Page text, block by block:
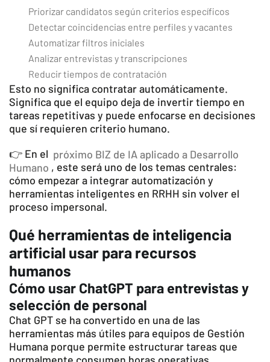
Priorizar candidatos según criterios específicos
Detectar coincidencias entre perfiles y vacantes
Automatizar filtros iniciales
Analizar entrevistas y transcripciones
Reducir tiempos de contratación
Esto no significa contratar automáticamente.
Significa que el equipo deja de invertir tiempo en
tareas repetitivas y puede enfocarse en decisiones
que sí requieren criterio humano.
👉 En el próximo BIZ de IA aplicado a Desarrollo
Humano , este será uno de los temas centrales:
cómo empezar a integrar automatización y
herramientas inteligentes en RRHH sin volver el
proceso impersonal.
Qué herramientas de inteligencia
artificial usar para recursos
humanos
Cómo usar ChatGPT para entrevistas y
selección de personal
Chat GPT se ha convertido en una de las
herramientas más útiles para equipos de Gestión
Humana porque permite estructurar tareas que